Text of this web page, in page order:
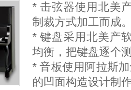
* 击弦器使用北美
制裁方式加工而成
* 键盘采用北美产
均衡，把键盘逐个
* 音板使用阿拉斯
的凹面构造设计制